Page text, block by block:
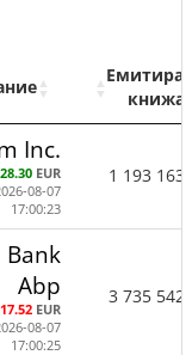
книжа
Inc.
28.30 EUR
08-07
17:00:23
1 193 163
Bank
Abp
17.52 EUR
08-07
17:00:25
3 735 542